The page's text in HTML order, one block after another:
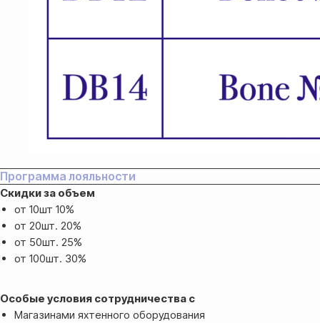
Программа лояльности
Скидки за объем
от 10шт 10%
от 20шт. 20%
от 50шт. 25%
от 100шт. 30%
Особые условия сотрудничества с
Магазинами яхтенного оборудования
либо другим безналичным
переводом
Доставка
Доставка товара осуществляется
почтовым сервисом СДЭК: